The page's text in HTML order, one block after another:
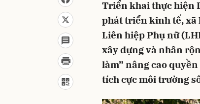
Triển khai thực hiện
phát triển kinh tế, xã
Liên hiệp Phụ nữ
xây dựng và nhân
làm” nâng cao
tích cực môi trường